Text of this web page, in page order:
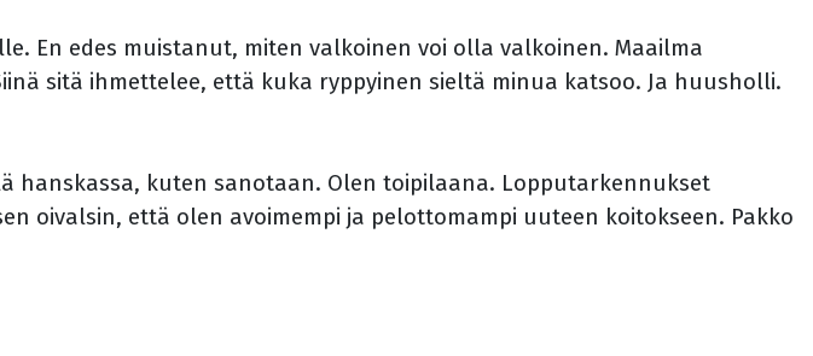
En edes muistanut, miten valkoinen voi olla valkoinen. Maailma
sitä ihmettelee, että kuka ryppyinen sieltä minua katsoo. Ja huusholli.
hanskassa, kuten sanotaan. Olen toipilaana. Lopputarkennukset
oivalsin, että olen avoimempi ja pelottomampi uuteen koitokseen. Pakko